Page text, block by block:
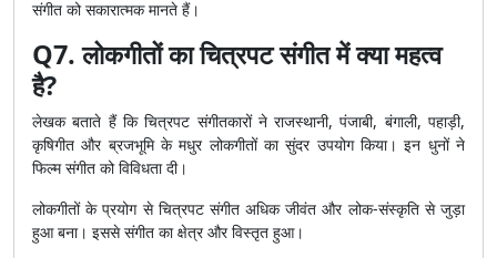
संगीत को सकारात्मक मानते हैं।
Q7. लोकगीतों का चित्रपट संगीत में क्या महत्व
है?
लेखक बताते हैं कि चित्रपट संगीतकारों ने राजस्थानी, पंजाबी, बंगाली, पहाड़ी,
कृषिगीत और ब्रजभूमि के मधुर लोकगीतों का सुंदर उपयोग किया। इन धुनों ने
फिल्म संगीत को विविधता दी।
लोकगीतों के प्रयोग से चित्रपट संगीत अधिक जीवंत और लोक-संस्कृति से जुड़ा
हुआ बना। इससे संगीत का क्षेत्र और विस्तृत हुआ।